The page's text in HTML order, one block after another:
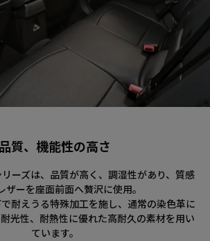
品質、機能性の高さ
ーズは、品質が高く、調湿性があり、質感
ザーを座面前面へ贅沢に使用。
耐えうる特殊加工を施し、通常の染色革に
光性、耐熱性に優れた高耐久の素材を用い
ています。